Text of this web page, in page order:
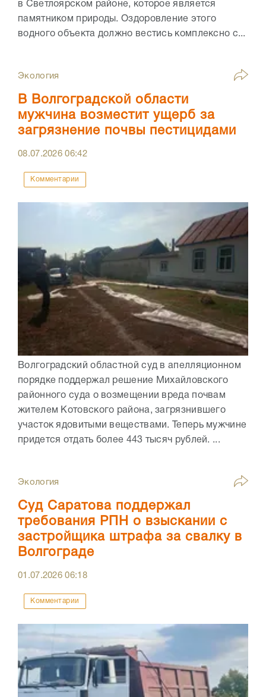
в Светлоярском районе, которое является
памятником природы. Оздоровление этого
водного объекта должно вестись комплексно с...
Экология
В Волгоградской области
мужчина возместит ущерб за
загрязнение почвы пестицидами
08.07.202606:42
Комментарии
Волгоградский областной суд в апелляционном
порядке поддержал решение Михайловского
районного суда о возмещении вреда почвам
жителем Котовского района, загрязнившего
участок ядовитыми веществами. Теперь мужчине
придется отдать более 443 тысяч рублей. ...
Экология
Суд Саратова поддержал
требования РПН о взыскании с
застройщика штрафа за свалку в
Волгограде
01.07.202606:18
Комментарии